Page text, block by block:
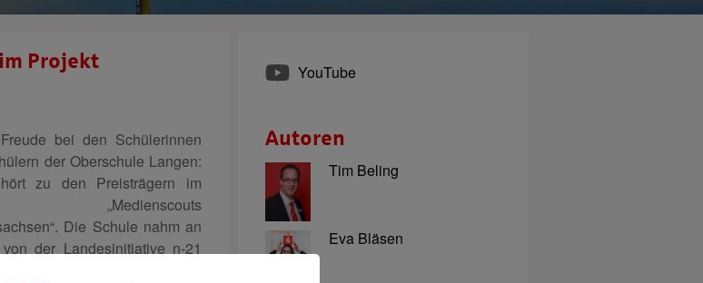
Projekt
bei den Schülerinnen
der Oberschule Langen:
zu den Preisträgern im
„Medienscouts
Die Schule nahm an
der Landes­initiative n-21
YouTube
Autoren
Tim Beling
Eva Bläsen